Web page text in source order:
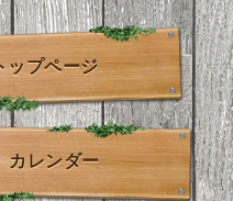
ップページ
カレンダー